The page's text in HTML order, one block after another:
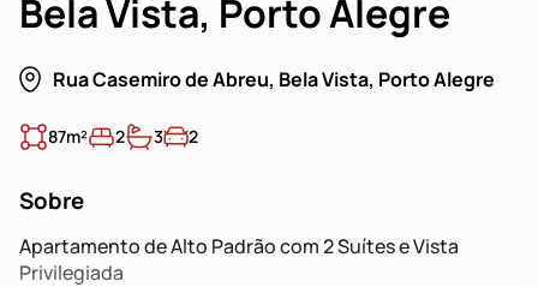
Bela Vista, Porto Alegre
Rua Casemiro de Abreu, Bela Vista, Porto Alegre
87m² 2 3 2
Sobre
Apartamento de Alto Padrão com 2 Suítes e Vista
Privilegiada